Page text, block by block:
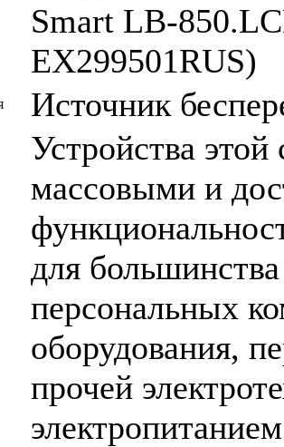
Smart LB-
EX299501RUS)
Источник
Устройства
массовыми и
для
персональных
оборудования,
прочей